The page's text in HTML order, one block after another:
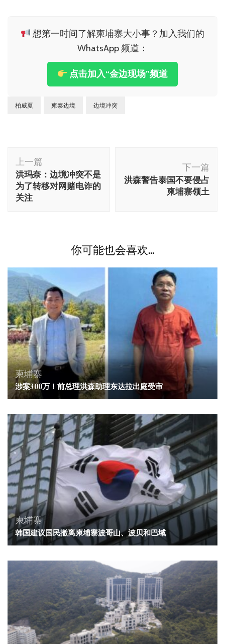
想第一时间了解柬埔寨大小事？加入我们的
WhatsApp 频道：
点击加入“金边现场”频道
柏威夏 柬泰边境 边境冲突
博
文
导
航
上一篇
洪玛奈：边境冲突不是
为了转移对网赌电诈的
关注
下一篇
洪森警告泰国不要侵占
柬埔寨领土
你可能也会喜欢...
柬埔寨
涉案300万！前总理洪森助理东达拉出庭受审
柬埔寨
韩国建议国民撤离柬埔寨波哥山、波贝和巴域